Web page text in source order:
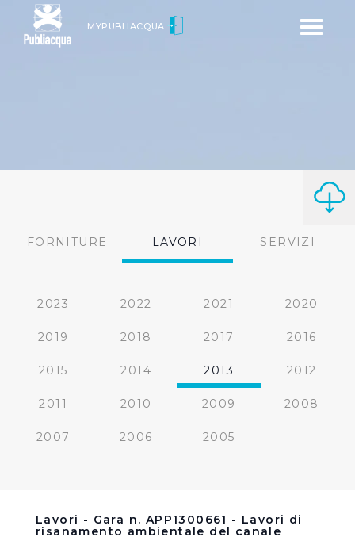
Toggle
MYPUBLIACQUA
FORNITURE LAVORI SERVIZI
2023 2022 2021 2020
2019 2018 2017 2016
2015 2014 2013 2012
2011 2010 2009 2008
2007 2006 2005
Lavori - Gara n. APP1300661 - Lavori di
risanamento ambientale del canale